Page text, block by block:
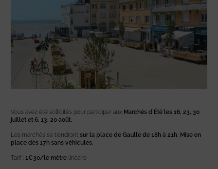
Vous avez été sollicités pour participer aux Marchés d’Été les 16, 23, 30
juillet et 6, 13, 20 août.
Les marchés se tiendrontsur la place de Gaulle de 18h à 21h. Mise en
place dès 17h sans véhicules.
Tarif :1€30/le mètre linéaire